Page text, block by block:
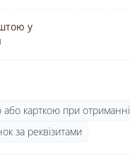
у
або карткою при отриманні
за реквізитами